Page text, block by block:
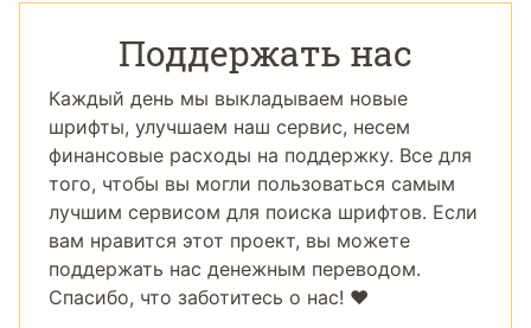
Поддержать нас
Каждый день мы выкладываем новые
шрифты, улучшаем наш сервис, несем
финансовые расходы на поддержку. Все для
того, чтобы вы могли пользоваться самым
лучшим сервисом для поиска шрифтов. Если
вам нравится этот проект, вы можете
поддержать нас денежным переводом.
Спасибо, что заботитесь о нас! ❤️